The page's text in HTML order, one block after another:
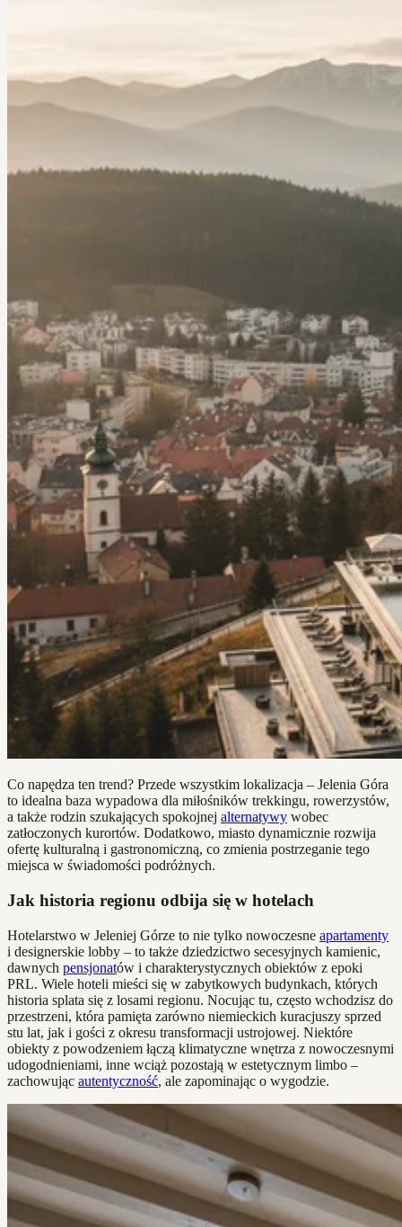
Co napędza ten trend? Przede wszystkim lokalizacja – Jelenia Góra
to idealna baza wypadowa dla miłośników trekkingu, rowerzystów,
a także rodzin szukających spokojnej alternatywy wobec
zatłoczonych kurortów. Dodatkowo, miasto dynamicznie rozwija
ofertę kulturalną i gastronomiczną, co zmienia postrzeganie tego
miejsca w świadomości podróżnych.
Jak historia regionu odbija się w hotelach
Hotelarstwo w Jeleniej Górze to nie tylko nowoczesne apartamenty
i designerskie lobby – to także dziedzictwo secesyjnych kamienic,
dawnych pensjonatów i charakterystycznych obiektów z epoki
PRL. Wiele hoteli mieści się w zabytkowych budynkach, których
historia splata się z losami regionu. Nocując tu, często wchodzisz do
przestrzeni, która pamięta zarówno niemieckich kuracjuszy sprzed
stu lat, jak i gości z okresu transformacji ustrojowej. Niektóre
obiekty z powodzeniem łączą klimatyczne wnętrza z nowoczesnymi
udogodnieniami, inne wciąż pozostają w estetycznym limbo –
zachowując autentyczność, ale zapominając o wygodzie.